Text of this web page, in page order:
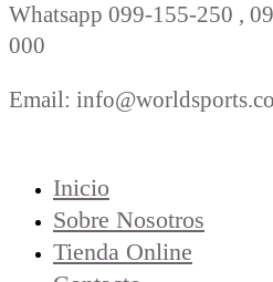
Whatsapp 099-155-250 ,
000
Email:
Inicio
Sobre Nosotros
Tienda Online